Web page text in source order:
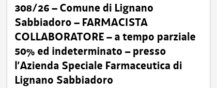
308/26 – Comune di Lignano
Sabbiadoro – FARMACISTA
COLLABORATORE – a tempo parziale
50% ed indeterminato – presso
l’Azienda Speciale Farmaceutica di
Lignano Sabbiadoro